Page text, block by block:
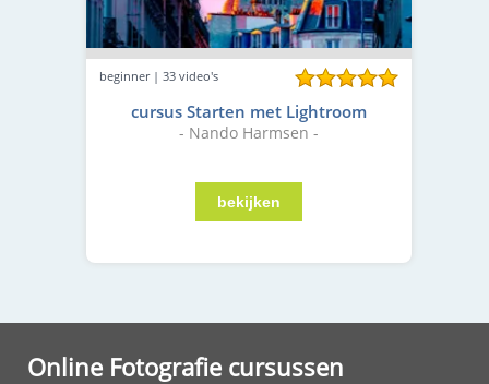
beginner | 33 video's
cursus Starten met Lightroom
- Nando Harmsen -
Online Fotografie cursussen